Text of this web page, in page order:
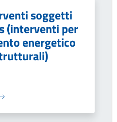
soggetti
(interventi per
energetico